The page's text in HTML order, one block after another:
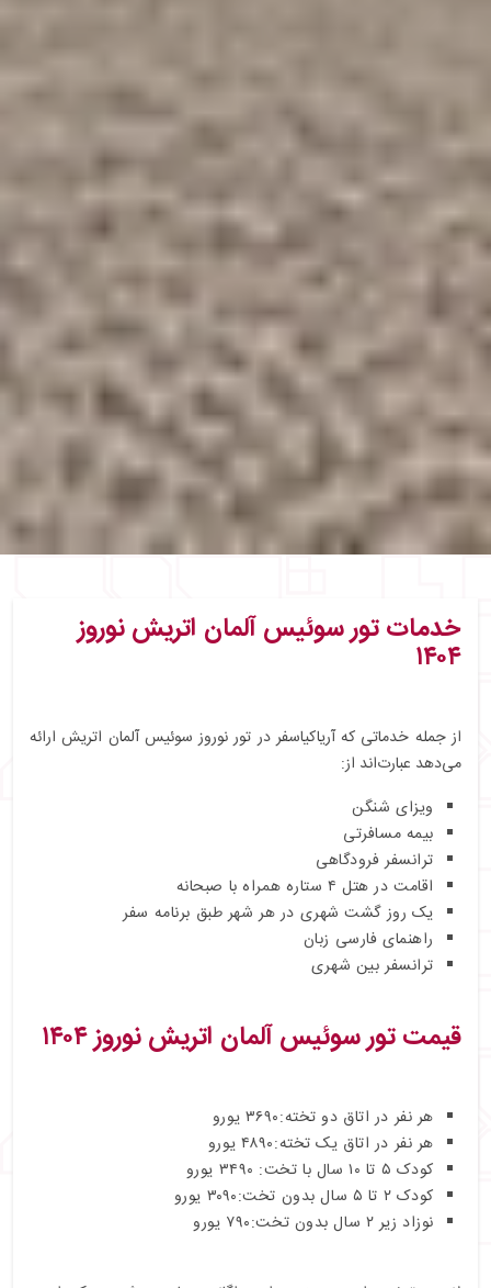
خدمات تور سوئیس آلمان اتریش نوروز
۱۴۰۴
از جمله خدماتی که آریاکیاسفر در تور نوروز سوئیس آلمان اتریش ارائه
می‌دهد عبارت‌اند از:
ویزای شنگن
بیمه مسافرتی
ترانسفر فرودگاهی
اقامت در هتل ۴ ستاره همراه با صبحانه
یک روز گشت شهری در هر شهر طبق برنامه سفر
راهنمای فارسی‌ زبان
ترانسفر بین شهری
قیمت تور سوئیس آلمان اتریش نوروز ۱۴۰۴
هر نفر در اتاق دو تخته:۳۶۹۰ یورو
هر نفر در اتاق یک تخته:۴۸۹۰ یورو
کودک ۵ تا ۱۰ سال با تخت: ۳۴۹۰ یورو
کودک ۲ تا ۵ سال بدون تخت:۳۰۹۰ یورو
نوزاد زیر ۲ سال بدون تخت:۷۹۰ یورو